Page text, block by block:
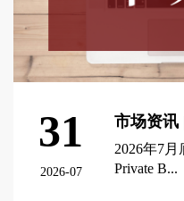
31
2026-07
市场资讯
2026年7
Private B...